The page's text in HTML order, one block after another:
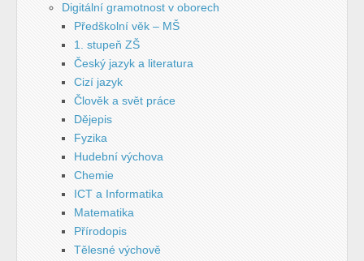
Digitální gramotnost v oborech
Předškolní věk – MŠ
1. stupeň ZŠ
Český jazyk a literatura
Cizí jazyk
Člověk a svět práce
Dějepis
Fyzika
Hudební výchova
Chemie
ICT a Informatika
Matematika
Přírodopis
Tělesné výchově